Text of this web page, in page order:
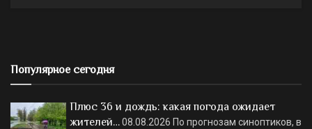
Популярное сегодня
Плюс 36 и дождь: какая погода ожидает
жителей…08.08.2026 По прогнозам синоптиков, в